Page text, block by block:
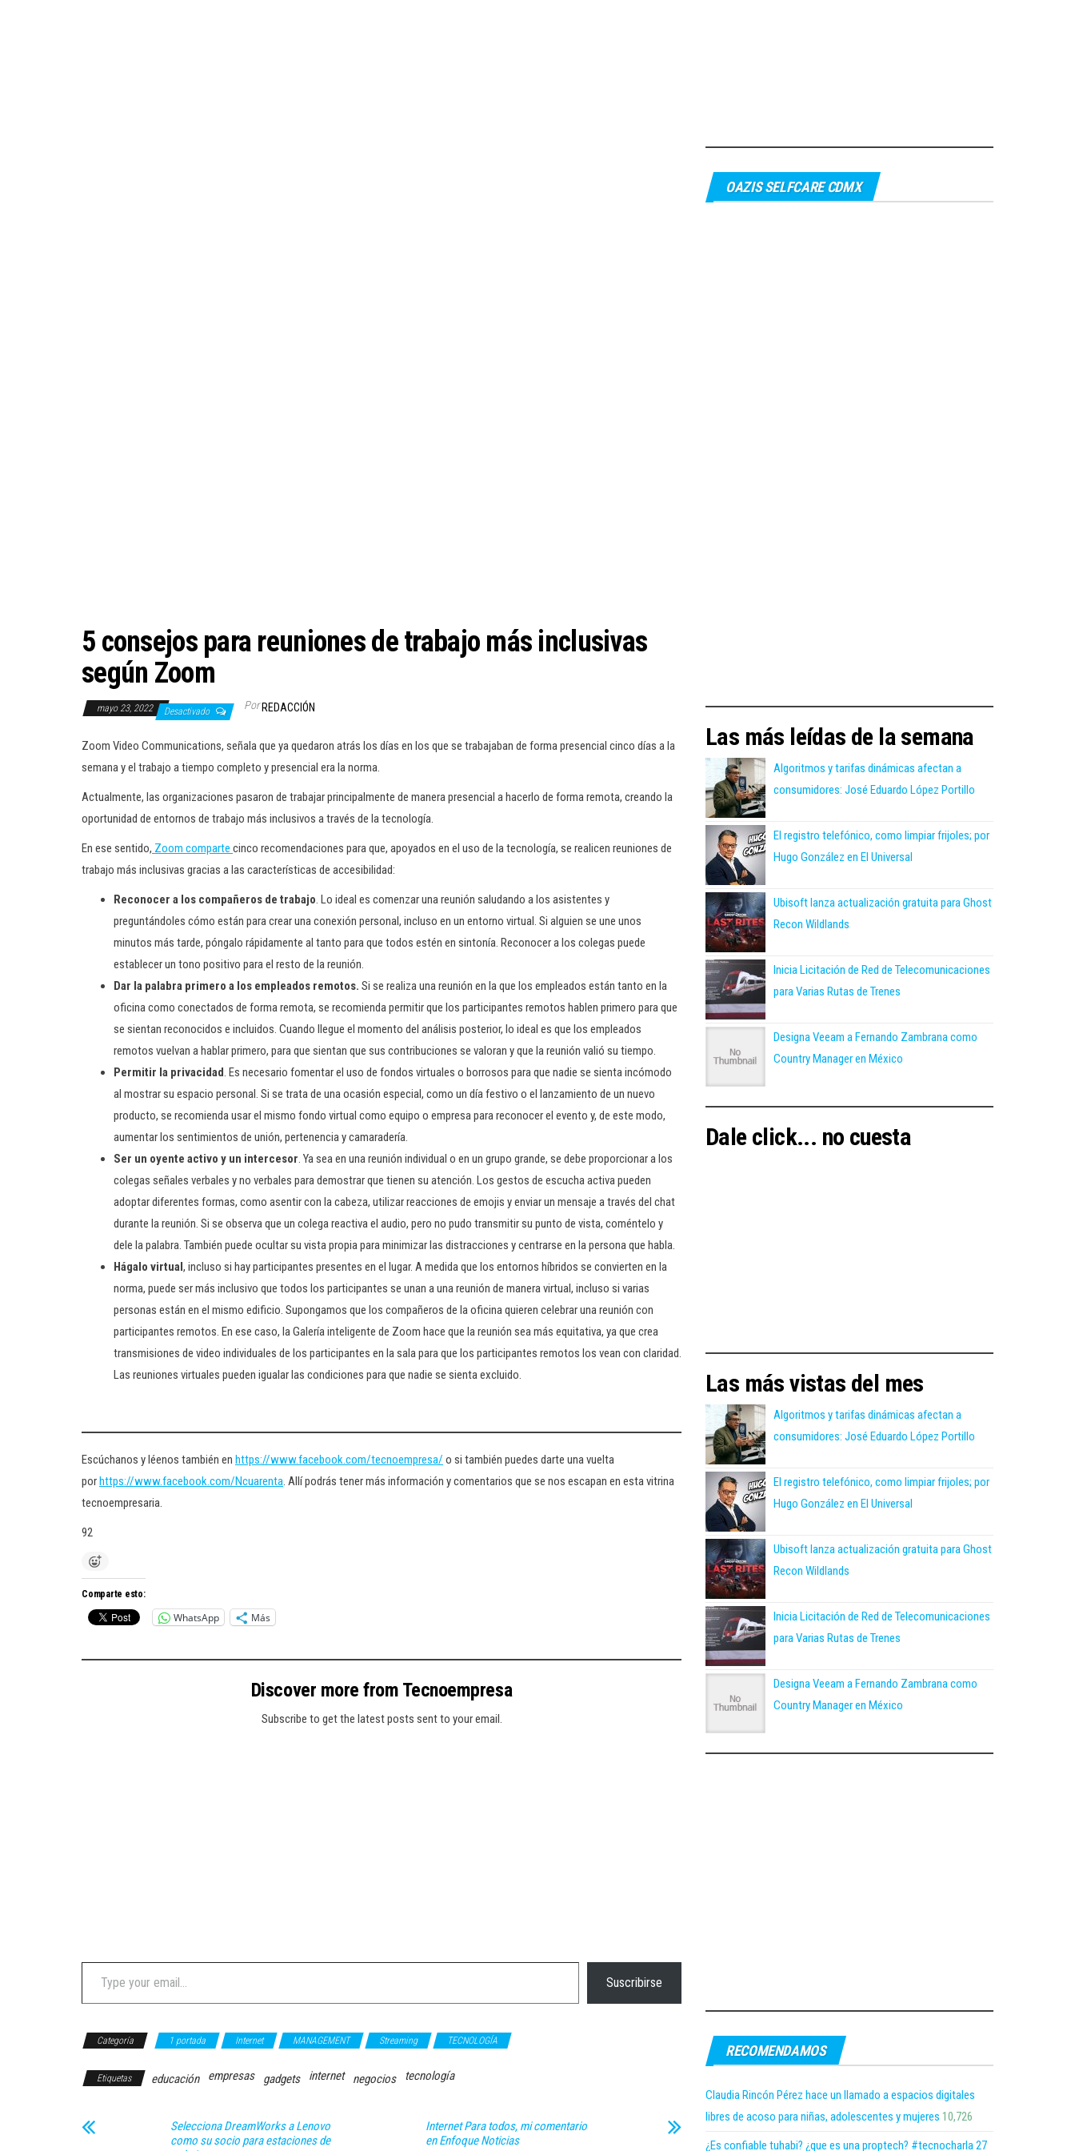
5 consejos para reuniones de trabajo más inclusivas
según Zoom
mayo 23, 2022 Desactivado Por REDACCIÓN
Zoom Video Communications, señala que ya quedaron atrás los días en los que se trabajaban de forma presencial cinco días a la
semana y el trabajo a tiempo completo y presencial era la norma.
Actualmente, las organizaciones pasaron de trabajar principalmente de manera presencial a hacerlo de forma remota, creando la
oportunidad de entornos de trabajo más inclusivos a través de la tecnología.
En ese sentido, Zoom comparte cinco recomendaciones para que, apoyados en el uso de la tecnología, se realicen reuniones de
trabajo más inclusivas gracias a las características de accesibilidad:
Reconocer a los compañeros de trabajo. Lo ideal es comenzar una reunión saludando a los asistentes y
preguntándoles cómo están para crear una conexión personal, incluso en un entorno virtual. Si alguien se une unos
minutos más tarde, póngalo rápidamente al tanto para que todos estén en sintonía. Reconocer a los colegas puede
establecer un tono positivo para el resto de la reunión.
Dar la palabra primero a los empleados remotos. Si se realiza una reunión en la que los empleados están tanto en la
oficina como conectados de forma remota, se recomienda permitir que los participantes remotos hablen primero para que
se sientan reconocidos e incluidos. Cuando llegue el momento del análisis posterior, lo ideal es que los empleados
remotos vuelvan a hablar primero, para que sientan que sus contribuciones se valoran y que la reunión valió su tiempo.
Permitir la privacidad. Es necesario fomentar el uso de fondos virtuales o borrosos para que nadie se sienta incómodo
al mostrar su espacio personal. Si se trata de una ocasión especial, como un día festivo o el lanzamiento de un nuevo
producto, se recomienda usar el mismo fondo virtual como equipo o empresa para reconocer el evento y, de este modo,
aumentar los sentimientos de unión, pertenencia y camaradería.
Ser un oyente activo y un intercesor. Ya sea en una reunión individual o en un grupo grande, se debe proporcionar a los
colegas señales verbales y no verbales para demostrar que tienen su atención. Los gestos de escucha activa pueden
adoptar diferentes formas, como asentir con la cabeza, utilizar reacciones de emojis y enviar un mensaje a través del chat
durante la reunión. Si se observa que un colega reactiva el audio, pero no pudo transmitir su punto de vista, coméntelo y
dele la palabra. También puede ocultar su vista propia para minimizar las distracciones y centrarse en la persona que habla.
Hágalo virtual, incluso si hay participantes presentes en el lugar. A medida que los entornos híbridos se convierten en la
norma, puede ser más inclusivo que todos los participantes se unan a una reunión de manera virtual, incluso si varias
personas están en el mismo edificio. Supongamos que los compañeros de la oficina quieren celebrar una reunión con
participantes remotos. En ese caso, la Galería inteligente de Zoom hace que la reunión sea más equitativa, ya que crea
transmisiones de video individuales de los participantes en la sala para que los participantes remotos los vean con claridad.
Las reuniones virtuales pueden igualar las condiciones para que nadie se sienta excluido.
Escúchanos y léenos también en https://www.facebook.com/tecnoempresa/ o si también puedes darte una vuelta
porhttps://www.facebook.com/Ncuarenta. Allí podrás tener más información y comentarios que se nos escapan en esta vitrina
tecnoempresaria.
92
Comparte esto:
WhatsApp Más
Discover more from Tecnoempresa
Subscribe to get the latest posts sent to your email.
Type your email…
Suscribirse
Categoría 1 portada Internet MANAGEMENT Streaming TECNOLOGÍA
Etiquetas educación empresas gadgets internet negocios tecnología
Selecciona DreamWorks a Lenovo
como su socio para estaciones de
Internet Para todos, mi comentario
en Enfoque Noticias
OAZIS SELFCARE CDMX
Las más leídas de la semana
Algoritmos y tarifas dinámicas afectan a
consumidores: José Eduardo López Portillo
El registro telefónico, como limpiar frijoles; por
Hugo González en El Universal
Ubisoft lanza actualización gratuita para Ghost
Recon Wildlands
Inicia Licitación de Red de Telecomunicaciones
para Varias Rutas de Trenes
Designa Veeam a Fernando Zambrana como
Country Manager en México
Dale click... no cuesta
Las más vistas del mes
Algoritmos y tarifas dinámicas afectan a
consumidores: José Eduardo López Portillo
El registro telefónico, como limpiar frijoles; por
Hugo González en El Universal
Ubisoft lanza actualización gratuita para Ghost
Recon Wildlands
Inicia Licitación de Red de Telecomunicaciones
para Varias Rutas de Trenes
Designa Veeam a Fernando Zambrana como
Country Manager en México
RECOMENDAMOS
Claudia Rincón Pérez hace un llamado a espacios digitales
libres de acoso para niñas, adolescentes y mujeres 10,726
¿Es confiable tuhabi? ¿que es una proptech? #tecnocharla 27